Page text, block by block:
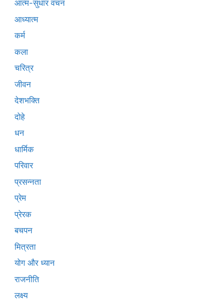
आत्म-सुधार वचन
आध्यात्म
कर्म
कला
चरित्र
जीवन
देशभक्ति
दोहे
धन
धार्मिक
परिवार
प्रसन्नता
प्रेम
प्रेरक
बचपन
मित्रता
योग और ध्यान
राजनीति
लक्ष्य